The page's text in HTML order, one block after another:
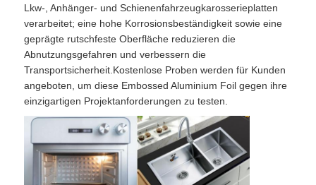
Lkw-, Anhänger- und Schienenfahrzeugkarosserieplatten
verarbeitet; eine hohe Korrosionsbeständigkeit sowie eine
geprägte rutschfeste Oberfläche reduzieren die
Abnutzungsgefahren und verbessern die
Transportsicherheit.Kostenlose Proben werden für Kunden
angeboten, um diese Embossed Aluminium Foil gegen ihre
einzigartigen Projektanforderungen zu testen.